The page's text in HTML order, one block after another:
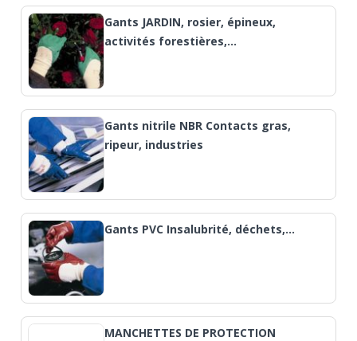
Gants JARDIN, rosier, épineux,
activités forestières,…
Gants nitrile NBR Contacts gras,
ripeur, industries
Gants PVC Insalubrité, déchets,…
MANCHETTES DE PROTECTION